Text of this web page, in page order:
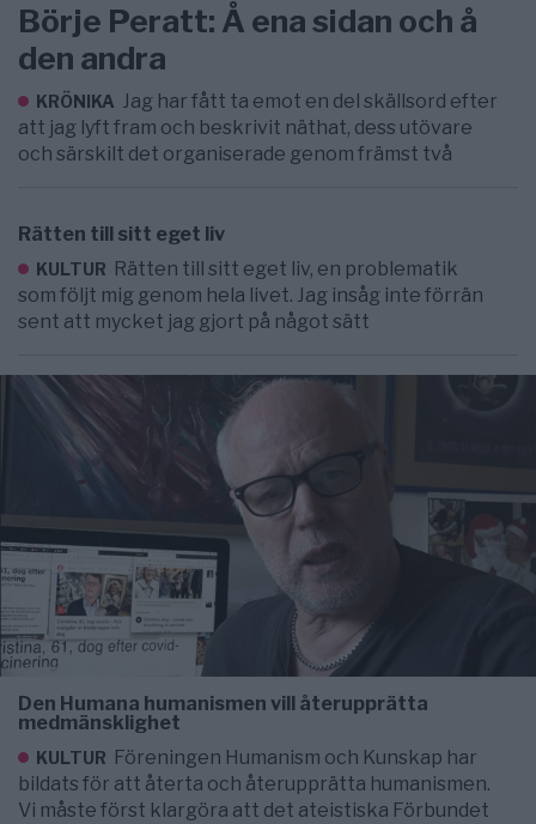
Börje Peratt: Å ena sidan och å
den andra
KRÖNIKA Jag har fått ta emot en del skällsord efter
att jag lyft fram och beskrivit näthat, dess utövare
och särskilt det organiserade genom främst två
Rätten till sitt eget liv
KULTUR Rätten till sitt eget liv, en problematik
som följt mig genom hela livet. Jag insåg inte förrän
sent att mycket jag gjort på något sätt
Den Humana humanismen vill återupprätta
medmänsklighet
KULTUR Föreningen Humanism och Kunskap har
bildats för att återta och återupprätta humanismen.
Vi måste först klargöra att det ateistiska Förbundet